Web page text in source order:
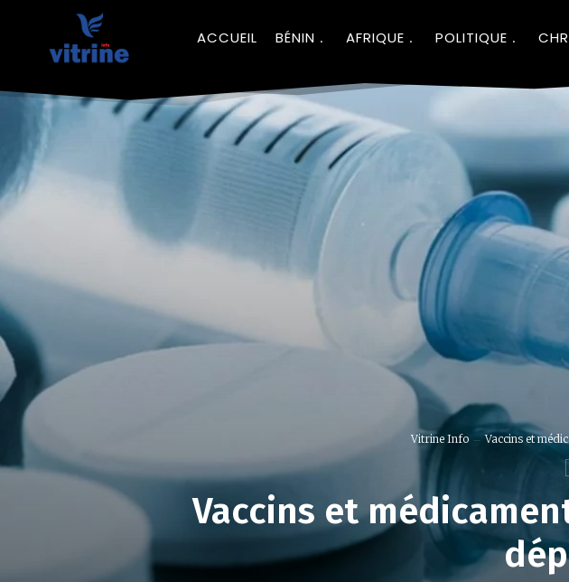
ACCUEIL BÉNIN AFRIQUE POLITIQUE
Vitrine Info Vaccins et
Vaccins et